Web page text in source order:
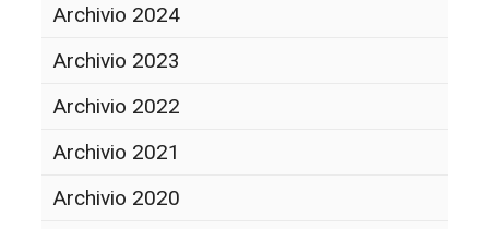
Archivio 2024
Archivio 2023
Archivio 2022
Archivio 2021
Archivio 2020